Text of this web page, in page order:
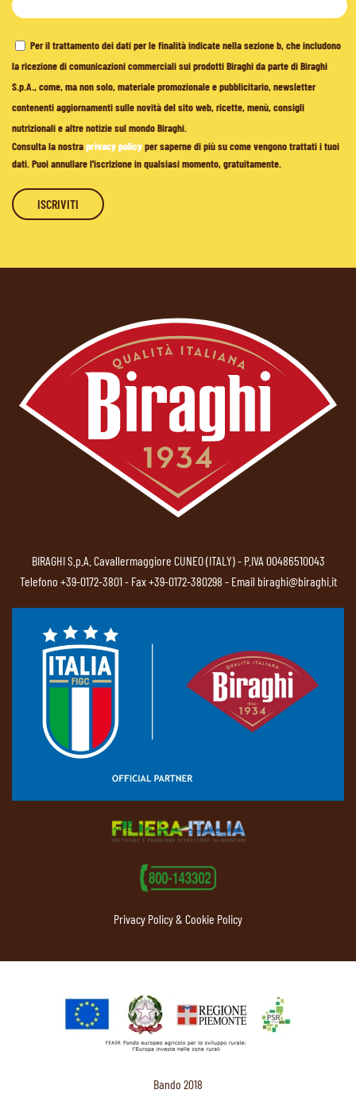
Per il trattamento dei dati per le finalità indicate nella sezione b, che includono
la ricezione di comunicazioni commerciali sui prodotti Biraghi da parte di Biraghi
S.p.A., come, ma non solo, materiale promozionale e pubblicitario, newsletter
contenenti aggiornamenti sulle novità del sito web, ricette, menù, consigli
nutrizionali e altre notizie sul mondo Biraghi.
Consulta la nostraprivacy policyper saperne di più su come vengono trattati i tuoi
dati. Puoi annullare l'iscrizione in qualsiasi momento, gratuitamente.
BIRAGHI S.p.A. Cavallermaggiore CUNEO (ITALY) - P.IVA 00486510043
Telefono +39-0172-3801- Fax +39-0172-380298 - Email biraghi@biraghi.it
Privacy Policy & Cookie Policy
Bando 2018